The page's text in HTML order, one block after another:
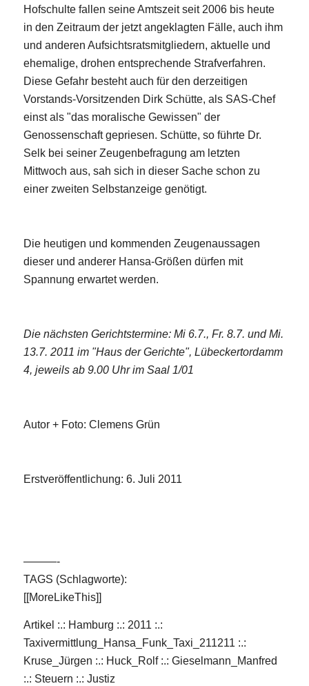
Hofschulte fallen seine Amtszeit seit 2006 bis heute
in den Zeitraum der jetzt angeklagten Fälle, auch ihm
und anderen Aufsichtsratsmitgliedern, aktuelle und
ehemalige, drohen entsprechende Strafverfahren.
Diese Gefahr besteht auch für den derzeitigen
Vorstands-Vorsitzenden Dirk Schütte, als SAS-Chef
einst als "das moralische Gewissen" der
Genossenschaft gepriesen. Schütte, so führte Dr.
Selk bei seiner Zeugenbefragung am letzten
Mittwoch aus, sah sich in dieser Sache schon zu
einer zweiten Selbstanzeige genötigt.
Die heutigen und kommenden Zeugenaussagen
dieser und anderer Hansa-Größen dürfen mit
Spannung erwartet werden.
Die nächsten Gerichtstermine: Mi 6.7., Fr. 8.7. und Mi.
13.7. 2011 im "Haus der Gerichte", Lübeckertordamm
4, jeweils ab 9.00 Uhr im Saal 1/01
Autor + Foto: Clemens Grün
Erstveröffentlichung: 6. Juli 2011
———-
TAGS (Schlagworte):
[[MoreLikeThis]]
Artikel :.: Hamburg :.: 2011 :.:
Taxivermittlung_Hansa_Funk_Taxi_211211 :.:
Kruse_Jürgen :.: Huck_Rolf :.: Gieselmann_Manfred
:.: Steuern :.: Justiz